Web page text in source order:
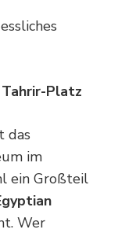
Platz
das
im
ein Großteil
Wer